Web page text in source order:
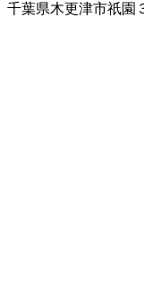
千葉県木更津市祇園